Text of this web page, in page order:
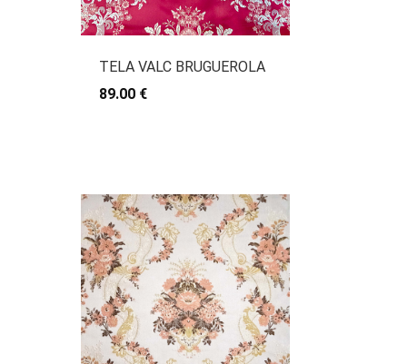
TELA VALC BRUGUEROLA
89.00 €